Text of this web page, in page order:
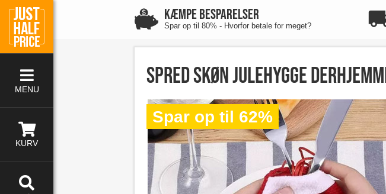
MENU
KURV
KÆMPE BESPARELSER
Spar op til 80% - Hvorfor betale for meget?
Spred skøn julehygge
Spar op til 62%